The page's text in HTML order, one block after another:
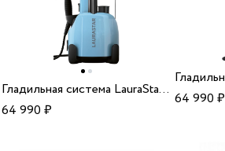
Гладильная система LauraStar Lift+ Eu Blue Sky
64 990₽
64 990₽